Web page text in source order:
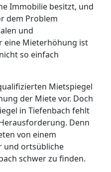
Immobilie besitzt, und
dem Problem
und
eine Mieterhöhung ist
so einfach
Mietspiegel
der Miete vor. Doch
in Tiefenbach fehlt
Denn
von einem
und ortsübliche
schwer zu finden.